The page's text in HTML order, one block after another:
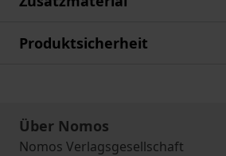
Produktsicherheit
Über Nomos
Nomos Verlagsgesellschaft